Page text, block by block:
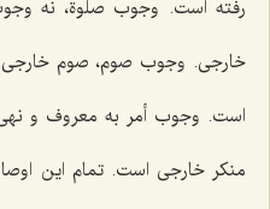
رفته است. وجوب صلوة، نه
خارجى. وجوب صوم، صوم
است. وجوب أمر به معروف و نهى
منكر خارجى است. تمام این